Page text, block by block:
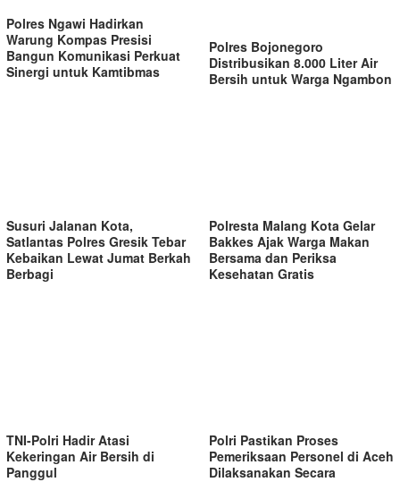
Polres Ngawi Hadirkan
Warung Kompas Presisi
Bangun Komunikasi Perkuat
Sinergi untuk Kamtibmas
Polres Bojonegoro
Distribusikan 8.000 Liter Air
Bersih untuk Warga Ngambon
Susuri Jalanan Kota,
Satlantas Polres Gresik Tebar
Kebaikan Lewat Jumat Berkah
Berbagi
Polresta Malang Kota Gelar
Bakkes Ajak Warga Makan
Bersama dan Periksa
Kesehatan Gratis
TNI-Polri Hadir Atasi
Kekeringan Air Bersih di
Panggul
Polri Pastikan Proses
Pemeriksaan Personel di Aceh
Dilaksanakan Secara